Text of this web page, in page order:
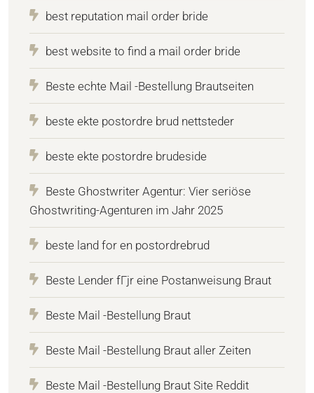
best reputation mail order bride
best website to find a mail order bride
Beste echte Mail -Bestellung Brautseiten
beste ekte postordre brud nettsteder
beste ekte postordre brudeside
Beste Ghostwriter Agentur: Vier seriöse
Ghostwriting-Agenturen im Jahr 2025
beste land for en postordrebrud
Beste Lender fГјr eine Postanweisung Braut
Beste Mail -Bestellung Braut
Beste Mail -Bestellung Braut aller Zeiten
Beste Mail -Bestellung Braut Site Reddit